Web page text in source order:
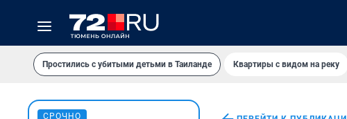
Простились с убитыми детьми в Таиланде Квартиры с видом на реку
СРОЧНО